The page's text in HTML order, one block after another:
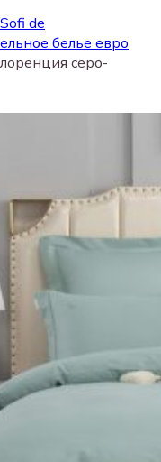
de
белье евро
серо-